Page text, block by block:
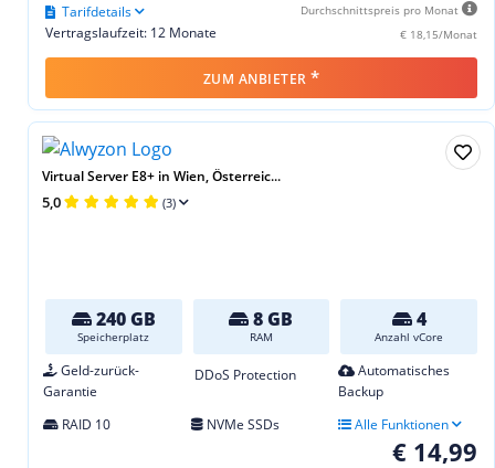
Durchschnittspreis pro Monat
€ 18,15/Monat
Vertragslaufzeit: 12 Monate
Tarifdetails
ZUM ANBIETER *
Virtual Server E8+ in Wien, Österreic...
5,0 (3)
240 GB
Speicherplatz
8 GB
RAM
4
Anzahl vCore
Geld-zurück-
Garantie
DDoS Protection
Automatisches
Backup
RAID 10
NVMe SSDs Alle Funktionen
€ 14,99